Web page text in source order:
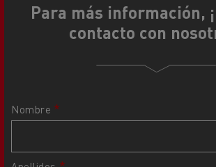
Para más información,
contacto con
Nombre